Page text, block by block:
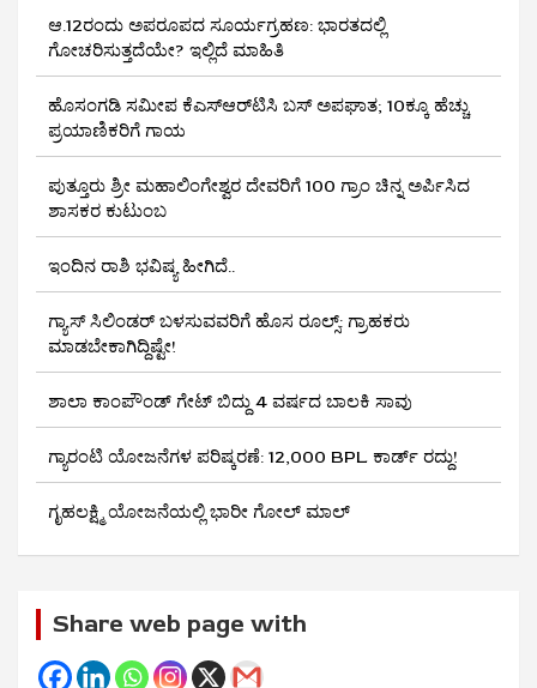
ಆ.12ರಂದು ಅಪರೂಪದ ಸೂರ್ಯಗ್ರಹಣ: ಭಾರತದಲ್ಲಿ
ಗೋಚರಿಸುತ್ತದೆಯೇ? ಇಲ್ಲಿದೆ ಮಾಹಿತಿ
ಹೊಸಂಗಡಿ ಸಮೀಪ ಕೆಎಸ್‌ಆರ್‌ಟಿಸಿ ಬಸ್ ಅಪಘಾತ; 10ಕ್ಕೂ ಹೆಚ್ಚು
ಪ್ರಯಾಣಿಕರಿಗೆ ಗಾಯ
ಪುತ್ತೂರು ಶ್ರೀ ಮಹಾಲಿಂಗೇಶ್ವರ ದೇವರಿಗೆ 100 ಗ್ರಾಂ ಚಿನ್ನ ಅರ್ಪಿಸಿದ
ಶಾಸಕರ ಕುಟುಂಬ
ಇಂದಿನ ರಾಶಿ ಭವಿಷ್ಯ ಹೀಗಿದೆ..
ಗ್ಯಾಸ್ ಸಿಲಿಂಡರ್ ಬಳಸುವವರಿಗೆ ಹೊಸ ರೂಲ್ಸ್‌: ಗ್ರಾಹಕರು
ಮಾಡಬೇಕಾಗಿದ್ದಿಷ್ಟೇ!
ಶಾಲಾ ಕಾಂಪೌಂಡ್ ಗೇಟ್ ಬಿದ್ದು 4 ವರ್ಷದ ಬಾಲಕಿ ಸಾವು
ಗ್ಯಾರಂಟಿ ಯೋಜನೆಗಳ ಪರಿಷ್ಕರಣೆ: 12,000 BPL ಕಾರ್ಡ್ ರದ್ದು!
ಗೃಹಲಕ್ಷ್ಮಿ ಯೋಜನೆಯಲ್ಲಿ ಭಾರೀ ಗೋಲ್ ಮಾಲ್
Share web page with